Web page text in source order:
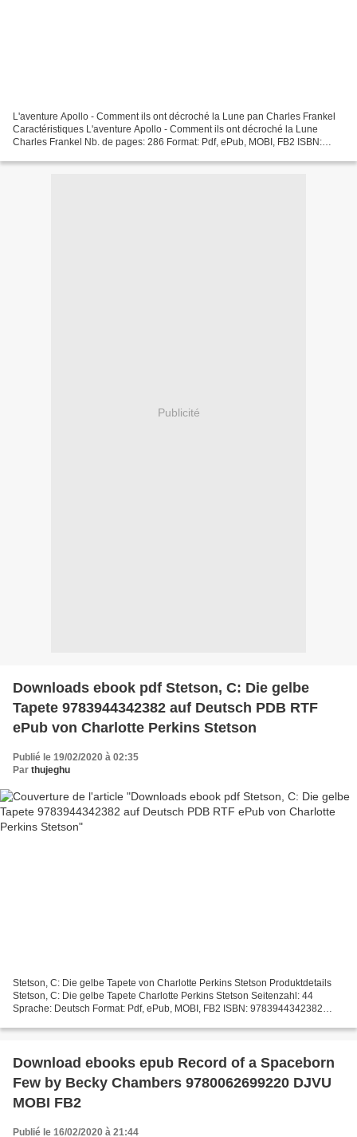
L'aventure Apollo - Comment ils ont décroché la Lune pan Charles Frankel
Caractéristiques L'aventure Apollo - Comment ils ont décroché la Lune
Charles Frankel Nb. de pages: 286 Format: Pdf, ePub, MOBI, FB2 ISBN:
Publicité
Downloads ebook pdf Stetson, C: Die gelbe
Tapete 9783944342382 auf Deutsch PDB RTF
ePub von Charlotte Perkins Stetson
Publié le 19/02/2020 à 02:35
Par thujeghu
Stetson, C: Die gelbe Tapete von Charlotte Perkins Stetson Produktdetails
Stetson, C: Die gelbe Tapete Charlotte Perkins Stetson Seitenzahl: 44
Sprache: Deutsch Format: Pdf, ePub, MOBI, FB2 ISBN: 9783944342382
Download ebooks epub Record of a Spaceborn
Few by Becky Chambers 9780062699220 DJVU
MOBI FB2
Publié le 16/02/2020 à 21:44